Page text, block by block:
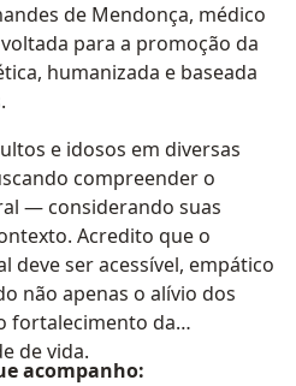
de Mendonça, médico
para a promoção da
humanizada e baseada
e idosos em diversas
compreender o
— considerando suas
Acredito que o
deve ser acessível, empático
não apenas o alívio dos
fortalecimento da
de vida.
acompanho: